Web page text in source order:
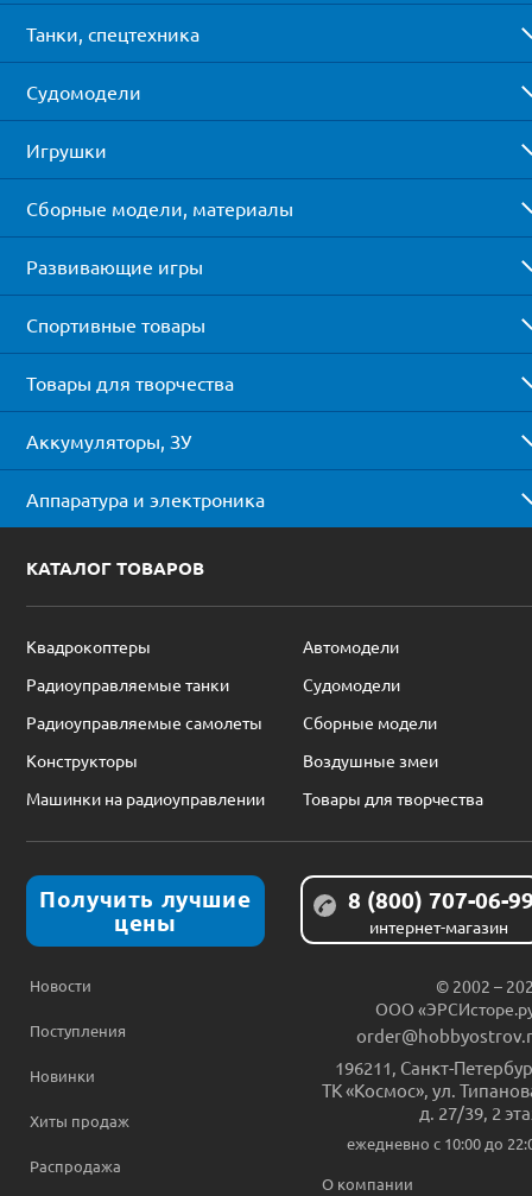
Танки, спецтехника
Судомодели
Игрушки
Сборные модели, материалы
Развивающие игры
Спортивные товары
Товары для творчества
Аккумуляторы, ЗУ
Аппаратура и электроника
КАТАЛОГ ТОВАРОВ
Квадрокоптеры
Автомодели
Радиоуправляемые танки
Судомодели
Радиоуправляемые самолеты
Сборные модели
Конструкторы
Воздушные змеи
Машинки на радиоуправлении
Товары для творчества
Получить лучшие
цены
8 (800) 707-06-
интернет-магазин
Новости
Поступления
Новинки
Хиты продаж
Распродажа
© 2002 –
ООО
196211, Санкт-
ТК «Космос», ул.
д. 27/39, 2
ежедневно c 10:00 до
О компании